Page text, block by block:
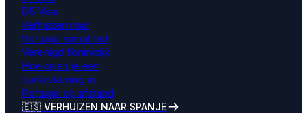
D5 Visa
Verhuizen naar
Portugal vanuit het
Verenigd Koninkrijk
Hoe open je een
bankrekening in
Portugal op afstand
🇪🇸 VERHUIZEN NAAR SPANJE